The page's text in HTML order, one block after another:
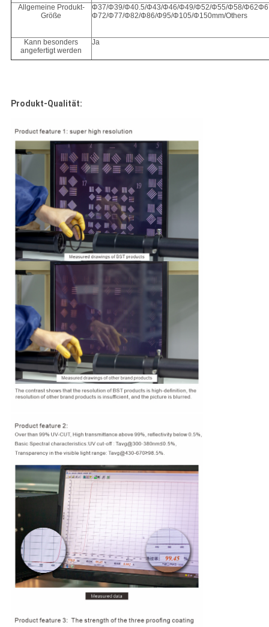
Allgemeine Produkt-
Größe
Φ37/Φ39/Φ40.5/Φ43/Φ46/Φ49/Φ52/Φ55/Φ58/
Φ72/Φ77/Φ82/Φ86/Φ95/Φ105/Φ150mm/Others
Kann besonders
angefertigt werden
Ja
Produkt-Qualität: